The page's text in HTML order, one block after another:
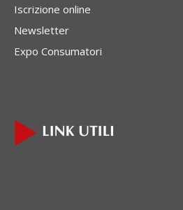
Iscrizione online
Newsletter
Expo Consumatori